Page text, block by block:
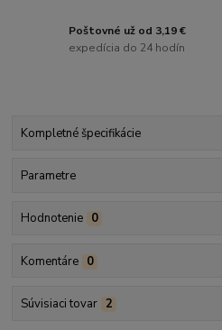
Poštovné už od 3,19 €
expedícia do 24 hodín
Kompletné špecifikácie
Parametre
Hodnotenie 0
Komentáre 0
Súvisiaci tovar 2